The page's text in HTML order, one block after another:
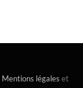
Mentions légales et